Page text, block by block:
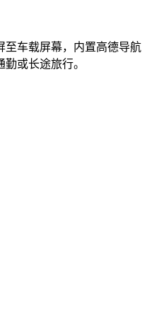
至车载屏幕，内置高德导航
或长途旅行。